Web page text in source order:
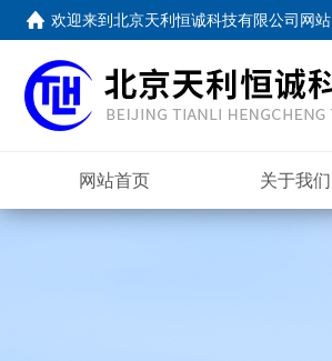
欢迎来到北京天利恒诚科技有限公司网站
网站首页 关于我们